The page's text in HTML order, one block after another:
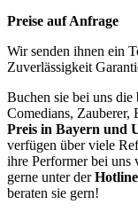
Preise auf Anfrage
Wir senden ihnen ein
Zuverlässigkeit
Buchen sie bei uns
Comedians, Zauberer,
Preis in Bayern und
verfügen über viele
ihre Performer bei uns
gerne unter der
beraten sie gern!